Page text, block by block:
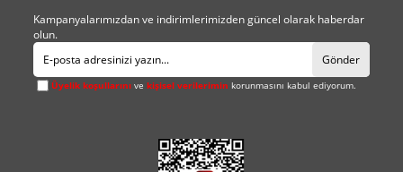
Kampanyalarımızdan ve indirimlerimizden güncel olarak haberdar
olun.
Gönder
Üyelik koşullarını vekişisel verilerimin korunmasını kabul ediyorum.